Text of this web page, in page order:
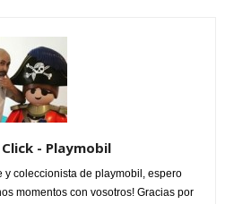
- Playmobil
y coleccionista de playmobil, espero
momentos con vosotros! Gracias por